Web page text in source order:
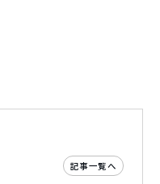
記事一覧へ